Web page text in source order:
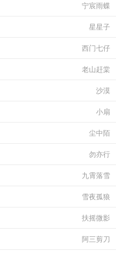
宁宸雨蝶
星星子
西门七仔
老山赶棠
沙漠
小扇
尘中陌
勿亦行
九霄落雪
雪夜孤狼
扶摇微影
阿三剪刀